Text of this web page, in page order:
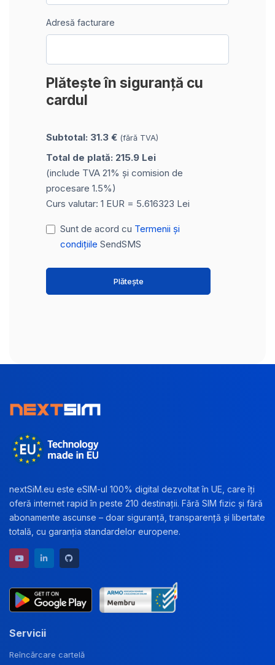
Adresă facturare
Plătește în siguranță cu
cardul
Subtotal: 31.3 € (fără TVA)
Total de plată: 215.9 Lei
(include TVA 21% și comision de
procesare 1.5%)
Curs valutar: 1 EUR = 5.616323 Lei
Sunt de acord cu Termenii și
condițiile SendSMS
Plătește
nextSiM.eu este eSIM-ul 100% digital dezvoltat în UE, care îți
oferă internet rapid în peste 210 destinații. Fără SIM fizic și fără
abonamente ascunse – doar siguranță, transparență și libertate
totală, cu garanția standardelor europene.
YouTube channel
LinkedIn profile
Servicii
Reîncărcare cartelă